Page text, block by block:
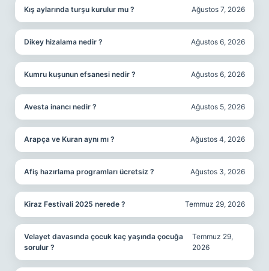
Kış aylarında turşu kurulur mu ? Ağustos 7, 2026
Dikey hizalama nedir ? Ağustos 6, 2026
Kumru kuşunun efsanesi nedir ? Ağustos 6, 2026
Avesta inancı nedir ? Ağustos 5, 2026
Arapça ve Kuran aynı mı ? Ağustos 4, 2026
Afiş hazırlama programları ücretsiz ? Ağustos 3, 2026
Kiraz Festivali 2025 nerede ? Temmuz 29, 2026
Velayet davasında çocuk kaç yaşında çocuğa
sorulur ?
Temmuz 29,
2026